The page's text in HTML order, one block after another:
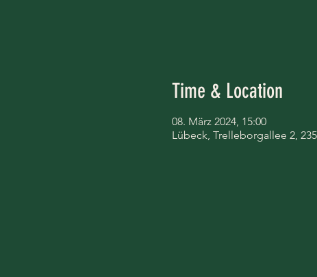
Time & Location
08. März 2024, 15:00
Lübeck, Trelleborgallee 2,